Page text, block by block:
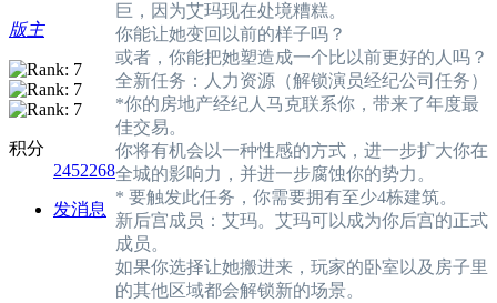
版主
积分
2452268
发消息
巨，因为艾玛现在处境糟糕。
你能让她变回以前的样子吗？
或者，你能把她塑造成一个比以前更好的人吗？
全新任务：人力资源（解锁演员经纪公司任务）
*你的房地产经纪人马克联系你，带来了年度最
佳交易。
你将有机会以一种性感的方式，进一步扩大你在
全城的影响力，并进一步腐蚀你的势力。
* 要触发此任务，你需要拥有至少4栋建筑。
新后宫成员：艾玛。艾玛可以成为你后宫的正式
成员。
如果你选择让她搬进来，玩家的卧室以及房子里
的其他区域都会解锁新的场景。